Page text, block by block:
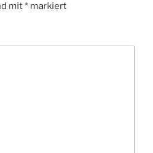
mit* markiert